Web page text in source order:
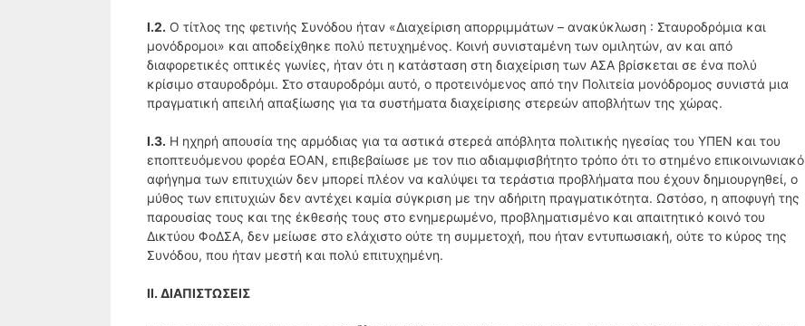
Ι.2. Ο τίτλος της φετινής Συνόδου ήταν «Διαχείριση απορριμμάτων – ανακύκλωση : Σταυροδρόμια και
μονόδρομοι» και αποδείχθηκε πολύ πετυχημένος. Κοινή συνισταμένη των ομιλητών, αν και από
διαφορετικές οπτικές γωνίες, ήταν ότι η κατάσταση στη διαχείριση των ΑΣΑ βρίσκεται σε ένα πολύ
κρίσιμο σταυροδρόμι. Στο σταυροδρόμι αυτό, ο προτεινόμενος από την Πολιτεία μονόδρομος συνιστά μια
πραγματική απειλή απαξίωσης για τα συστήματα διαχείρισης στερεών αποβλήτων της χώρας.
Ι.3. Η ηχηρή απουσία της αρμόδιας για τα αστικά στερεά απόβλητα πολιτικής ηγεσίας του ΥΠΕΝ και του
εποπτευόμενου φορέα ΕΟΑΝ, επιβεβαίωσε με τον πιο αδιαμφισβήτητο τρόπο ότι το στημένο επικοινωνιακό
αφήγημα των επιτυχιών δεν μπορεί πλέον να καλύψει τα τεράστια προβλήματα που έχουν δημιουργηθεί, ο
μύθος των επιτυχιών δεν αντέχει καμία σύγκριση με την αδήριτη πραγματικότητα. Ωστόσο, η αποφυγή της
παρουσίας τους και της έκθεσής τους στο ενημερωμένο, προβληματισμένο και απαιτητικό κοινό του
Δικτύου ΦοΔΣΑ, δεν μείωσε στο ελάχιστο ούτε τη συμμετοχή, που ήταν εντυπωσιακή, ούτε το κύρος της
Συνόδου, που ήταν μεστή και πολύ επιτυχημένη.
ΙΙ. ΔΙΑΠΙΣΤΩΣΕΙΣ